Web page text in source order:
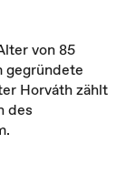
von 85
gegründete
Horváth zählt
des